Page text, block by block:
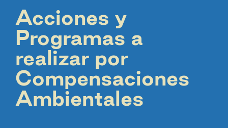
Acciones y
Programas a
realizar por
Compensaciones
Ambientales